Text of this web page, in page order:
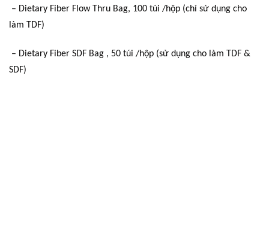
– Dietary Fiber Flow Thru Bag, 100 túi /hộp (chỉ sử dụng cho
làm TDF)
– Dietary Fiber SDF Bag , 50 túi /hộp (sử dụng cho làm TDF &
SDF)